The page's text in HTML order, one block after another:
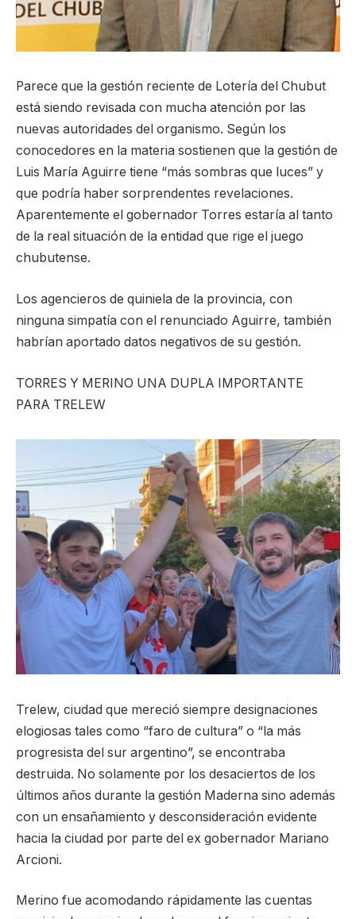
Parece que la gestión reciente de Lotería del Chubut
está siendo revisada con mucha atención por las
nuevas autoridades del organismo. Según los
conocedores en la materia sostienen que la gestión de
Luis María Aguirre tiene “más sombras que luces” y
que podría haber sorprendentes revelaciones.
Aparentemente el gobernador Torres estaría al tanto
de la real situación de la entidad que rige el juego
chubutense.
Los agencieros de quiniela de la provincia, con
ninguna simpatía con el renunciado Aguirre, también
habrían aportado datos negativos de su gestión.
TORRES Y MERINO UNA DUPLA IMPORTANTE
PARA TRELEW
Trelew, ciudad que mereció siempre designaciones
elogiosas tales como “faro de cultura” o “la más
progresista del sur argentino”, se encontraba
destruida. No solamente por los desaciertos de los
últimos años durante la gestión Maderna sino además
con un ensañamiento y desconsideración evidente
hacia la ciudad por parte del ex gobernador Mariano
Arcioni.
Merino fue acomodando rápidamente las cuentas